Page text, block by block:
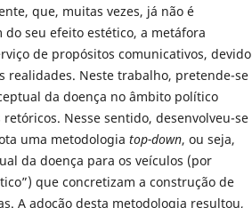
que, muitas vezes, já não é
seu efeito estético, a metáfora
de propósitos comunicativos, devido
realidades. Neste trabalho, pretende-se
da doença no âmbito político
Nesse sentido, desenvolveu-se
uma metodologia top-down, ou seja,
da doença para os veículos (por
que concretizam a construção de
A adoção desta metodologia resultou,